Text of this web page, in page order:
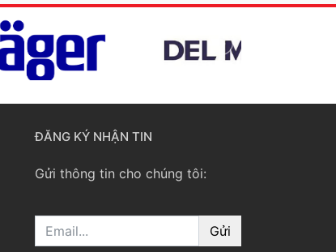
ĐĂNG KÝ NHẬN TIN
Gửi thông tin cho chúng tôi:
Email